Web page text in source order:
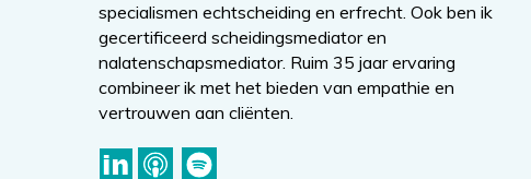
specialismen echtscheiding en erfrecht. Ook ben ik
gecertificeerd scheidingsmediator en
nalatenschapsmediator. Ruim 35 jaar ervaring
combineer ik met het bieden van empathie en
vertrouwen aan cliënten.